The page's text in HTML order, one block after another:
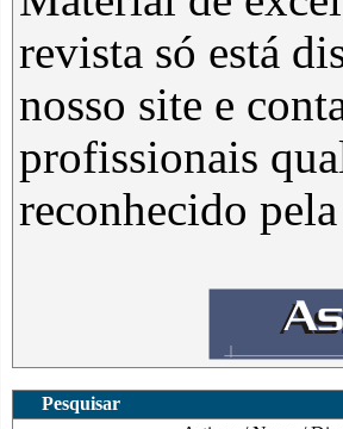
revista só está
nosso site e
profissionais
reconhecido
Pesquisar